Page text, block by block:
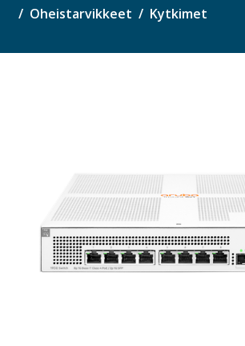
Oheistarvikkeet Kytkimet